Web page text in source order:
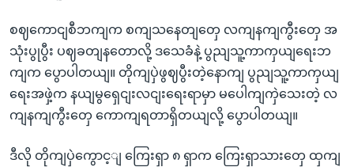
စဈကောငျစီဘကျက စကျသနေတျတှေ လကျနကျကွီးတှေ အ
သုံးပွုပွီး ပဈခတျနတောလို့ ဒသေခံနဲ့ ပွညျသူ့ကာကှယျရေးဘ
ကျက ပွောပါတယျ။ တိုကျပှဲဖွဈပွီးတဲ့နောကျ ပွညျသူ့ကာကှယျ
ရေးအဖှဲ့က နယျမွရှေငျးလငျးရေးရာမှာ မပေါကျကှဲသေးတဲ့ လ
ကျနကျကွီးတှေ ကောကျရတာရှိတယျလို့ ပွောပါတယျ။
ဒီလို တိုကျပှဲကွောင့ျ ကြေးရှာ ၈ ရှာက ကြေးရှာသားတှေ ထှကျ